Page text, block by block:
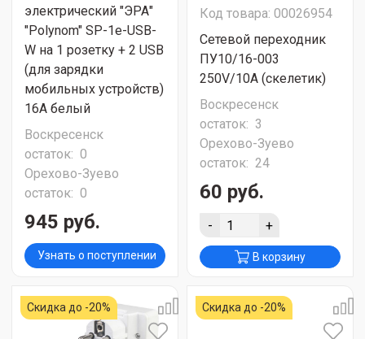
электрический "ЭРА"
"Polynom" SP-1e-USB-
W на 1 розетку + 2 USB
(для зарядки
мобильных устройств)
16А белый
Воскресенск
остаток: 0
Орехово-Зуево
остаток: 0
945 руб.
Узнать о поступлении
Код товара: 00026954
Сетевой переходник
ПУ10/16-003
250V/10A (скелетик)
Воскресенск
остаток: 3
Орехово-Зуево
остаток: 24
60 руб.
- +
В корзину
Скидка до -20% Скидка до -20%